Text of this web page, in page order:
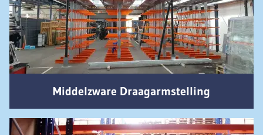
Middelzware Draagarmstelling